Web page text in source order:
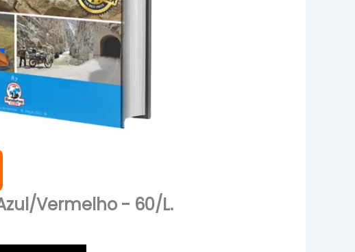
Vermelho - 60/L.